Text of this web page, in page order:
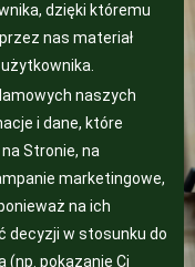
dzięki któremu
nas materiał
naszych
i dane, które
Stronie, na
marketingowe,
na ich
decyzji w stosunku do
(np. pokazanie Ci